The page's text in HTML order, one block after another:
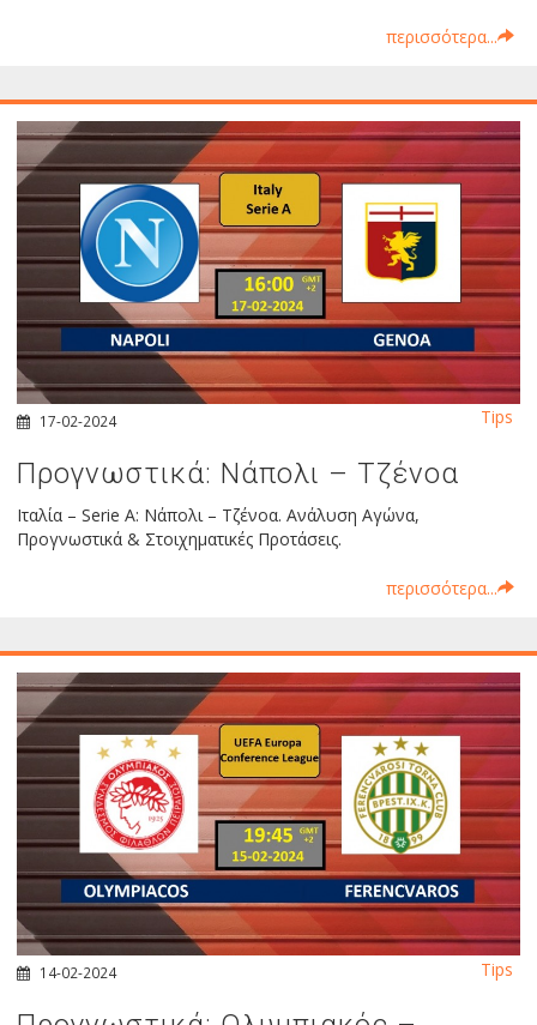
περισσότερα...
17-02-2024
Προγνωστικά: Νάπολι – Τζένοα
Ιταλία – Serie A: Νάπολι – Τζένοα. Ανάλυση Αγώνα,
Προγνωστικά & Στοιχηματικές Προτάσεις.
περισσότερα...
Tips
14-02-2024 Tips